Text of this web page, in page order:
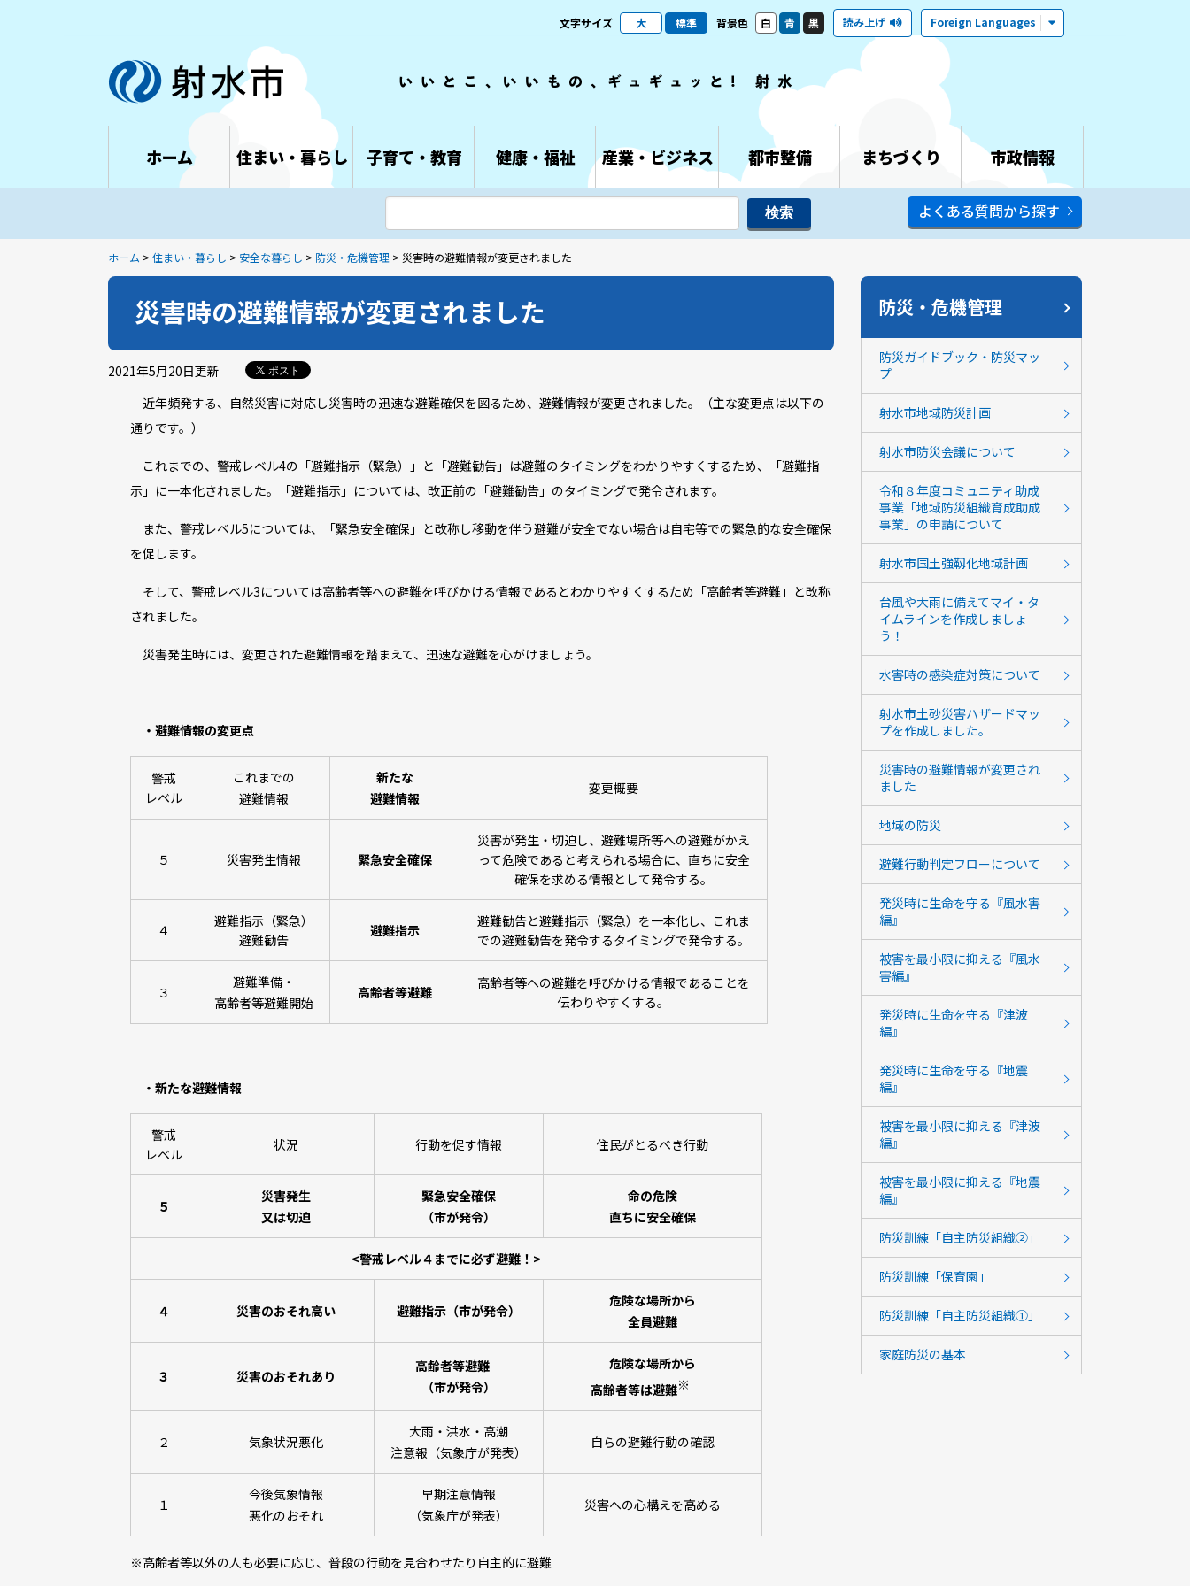
文字サイズ 大 標準 背景色 白 青 黒 読み上げ Foreign Languages
ホーム 住まい・暮らし 子育て・教育 健康・福祉 産業・ビジネス 都市整備 まちづくり 市政情報
よくある質問から探す
ホーム > 住まい・暮らし > 安全な暮らし > 防災・危機管理 > 災害時の避難情報が変更されました
災害時の避難情報が変更されました
2021年5月20日更新 ポスト
近年頻発する、自然災害に対応し災害時の迅速な避難確保を図るため、避難情報が変更されました。（主な変更点は以下の
通りです。）
これまでの、警戒レベル4の「避難指示（緊急）」と「避難勧告」は避難のタイミングをわかりやすくするため、「避難指
示」に一本化されました。「避難指示」については、改正前の「避難勧告」のタイミングで発令されます。
また、警戒レベル5については、「緊急安全確保」と改称し移動を伴う避難が安全でない場合は自宅等での緊急的な安全確保
を促します。
そして、警戒レベル3については高齢者等への避難を呼びかける情報であるとわかりやすくするため「高齢者等避難」と改称
されました。
災害発生時には、変更された避難情報を踏まえて、迅速な避難を心がけましょう。
・避難情報の変更点
警戒
レベル
これまでの
避難情報
新たな
避難情報
変更概要
５ 災害発生情報 緊急安全確保
災害が発生・切迫し、避難場所等への避難がかえ
って危険であると考えられる場合に、直ちに安全
確保を求める情報として発令する。
４
避難指示（緊急）
避難勧告
避難指示
避難勧告と避難指示（緊急）を一本化し、これま
での避難勧告を発令するタイミングで発令する。
３
避難準備・
高齢者等避難開始
高齢者等避難
高齢者等への避難を呼びかける情報であることを
伝わりやすくする。
・新たな避難情報
警戒
レベル
状況 行動を促す情報 住民がとるべき行動
５
災害発生
又は切迫
緊急安全確保
（市が発令）
命の危険
直ちに安全確保
<警戒レベル４までに必ず避難！>
４ 災害のおそれ高い 避難指示 （市が発令）
危険な場所から
全員避難
３ 災害のおそれあり
高齢者等避難
（市が発令）
危険な場所から
高齢者等は避難※
２ 気象状況悪化
大雨・洪水・高潮
注意報（気象庁が発表）
自らの避難行動の確認
１
今後気象情報
悪化のおそれ
早期注意情報
（気象庁が発表）
災害への心構えを高める
※高齢者等以外の人も必要に応じ、普段の行動を見合わせたり自主的に避難
防災・危機管理
防災ガイドブック・防災マッ
プ
射水市地域防災計画
射水市防災会議について
令和８年度コミュニティ助成
事業「地域防災組織育成助成
事業」の申請について
射水市国土強靱化地域計画
台風や大雨に備えてマイ・タ
イムラインを作成しましょ
う！
水害時の感染症対策について
射水市土砂災害ハザードマッ
プを作成しました。
災害時の避難情報が変更され
ました
地域の防災
避難行動判定フローについて
発災時に生命を守る『風水害
編』
被害を最小限に抑える『風水
害編』
発災時に生命を守る『津波
編』
発災時に生命を守る『地震
編』
被害を最小限に抑える『津波
編』
被害を最小限に抑える『地震
編』
防災訓練「自主防災組織②」
防災訓練「保育園」
防災訓練「自主防災組織①」
家庭防災の基本